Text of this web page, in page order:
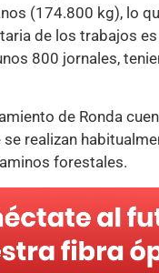
(174.800 kg), lo
de los trabajos
800 jornales,
de Ronda
realizan
forestales.